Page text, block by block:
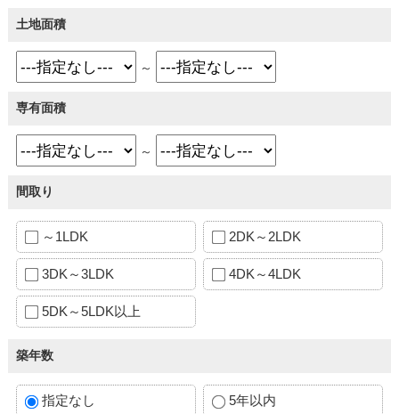
土地面積
～
専有面積
～
間取り
～1LDK 2DK～2LDK
3DK～3LDK 4DK～4LDK
5DK～5LDK以上
築年数
指定なし 5年以内